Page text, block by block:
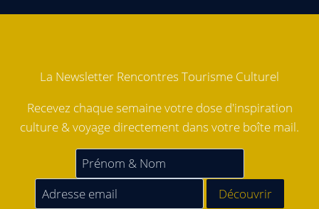
La Newsletter Rencontres Tourisme Culturel
Recevez chaque semaine votre dose d'inspiration
culture & voyage directement dans votre boîte mail.